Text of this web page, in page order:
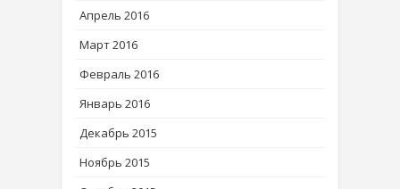
Апрель 2016
Март 2016
Февраль 2016
Январь 2016
Декабрь 2015
Ноябрь 2015